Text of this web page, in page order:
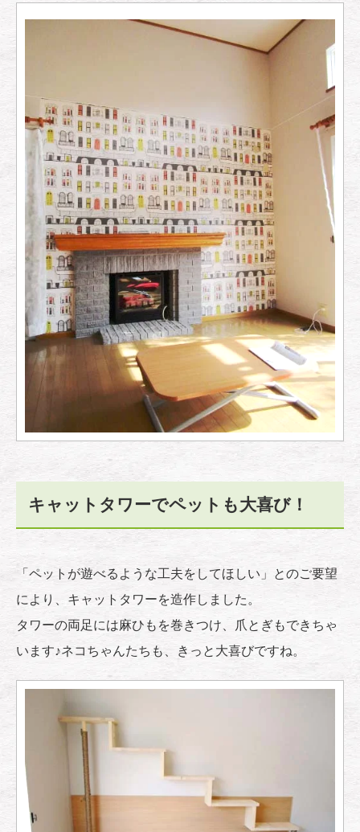
キャットタワーでペットも大喜び！
「ペットが遊べるような工夫をしてほしい」とのご要望
により、キャットタワーを造作しました。
タワーの両足には麻ひもを巻きつけ、爪とぎもできちゃ
います♪ネコちゃんたちも、きっと大喜びですね。